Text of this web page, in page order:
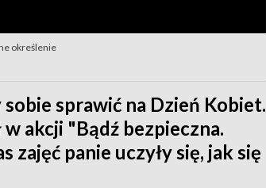
określenie
sprawić na Dzień Kobiet.
akcji "Bądź bezpieczna.
zajęć panie uczyły się, jak się